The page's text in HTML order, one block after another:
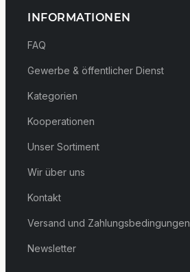
INFORMATIONEN
FAQ
Gewerbe & öffentlicher Dienst
Kategorien
Kooperationen
Unser Sortiment
Wir über uns
Kontakt
Versand und Zahlungsbedingungen
Newsletter